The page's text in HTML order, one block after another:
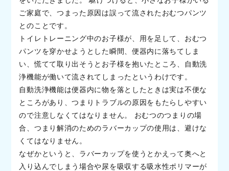
ご家庭で、つまった原因は誤って流されたおむつパンツ
とのことです。
トイレトレーニング中のお子様が、用を足して、おむつ
パンツを穿かせようとした瞬間、便器内に落ちてしま
い、慌てて取り出そうとお子様を抱いたところ、自動洗
浄機能が働いて流されてしまったというわけです。
自動洗浄機能は便器内に物を落としたときは実は不便な
ところがあり、つまりトラブルの原因をもたらしやすい
ので注意しなくてはなりません。 おむつのつまりの場
合、つまり解消のためのラバーカップの使用は、避けな
くてはなりません。
なぜかというと、ラバーカップを使うとかえって奥へと
入り込んでしまう場合や尿を吸収する吸水性ポリマーが